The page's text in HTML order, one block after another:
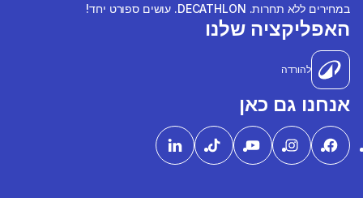
במחירים ללא תחרות. DECATHLON. עושים ספורט יחד!
האפליקציה שלנו
להורדה
אנחנו גם כאן